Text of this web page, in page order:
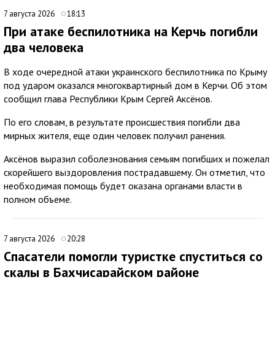
7 августа 2026 18:13
При атаке беспилотника на Керчь погибли
два человека
В ходе очередной атаки украинского беспилотника по Крыму
под ударом оказался многоквартирный дом в Керчи. Об этом
сообщил глава Республики Крым Сергей Аксёнов.
По его словам, в результате происшествия погибли два
мирных жителя, еще один человек получил ранения.
Аксёнов выразил соболезнования семьям погибших и пожелал
скорейшего выздоровления пострадавшему. Он отметил, что
необходимая помощь будет оказана органами власти в
полном объеме.
7 августа 2026 20:28
Спасатели помогли туристке спуститься со
скалы в Бахчисарайском районе